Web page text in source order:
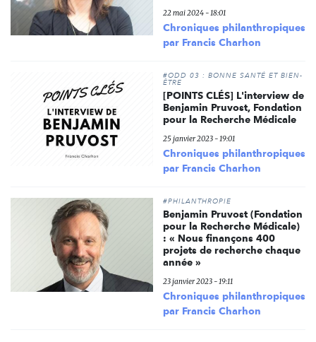
22 mai 2024 - 18:01
Chroniques philanthropiques
par Francis Charhon
#ODD 03 : BONNE SANTÉ ET BIEN-
ÊTRE
[POINTS CLÉS] L'interview de
Benjamin Pruvost, Fondation
pour la Recherche Médicale
25 janvier 2023 - 19:01
Chroniques philanthropiques
par Francis Charhon
#PHILANTHROPIE
Benjamin Pruvost (Fondation
pour la Recherche Médicale)
: « Nous finançons 400
projets de recherche chaque
année »
23 janvier 2023 - 19:11
Chroniques philanthropiques
par Francis Charhon